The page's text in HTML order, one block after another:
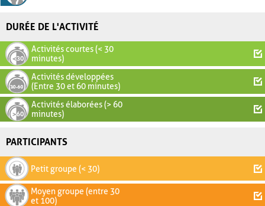
DURÉE DE L'ACTIVITÉ
Activités courtes (< 30
minutes)
Activités développées
(Entre 30 et 60 minutes)
Activités élaborées (> 60
minutes)
PARTICIPANTS
Petit groupe (< 30)
Moyen groupe (entre 30
et 100)